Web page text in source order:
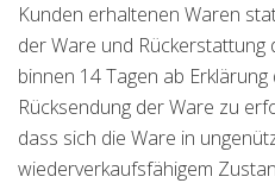
Kunden erhaltenen Waren
der Ware und Rückerstattung
binnen 14 Tagen ab
Rücksendung der Ware zu
dass sich die Ware in
wiederverkaufsfähigem